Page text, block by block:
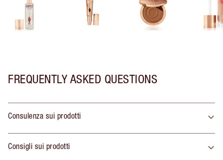
FREQUENTLY ASKED QUESTIONS
Consulenza sui prodotti
Consigli sui prodotti